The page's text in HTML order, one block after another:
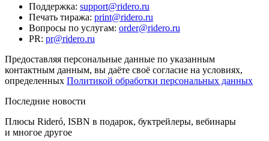
Поддержка: support@ridero.ru
Печать тиража: print@ridero.ru
Вопросы по услугам: order@ridero.ru
PR: pr@ridero.ru
Предоставляя персональные данные по указанным
контактным данным, вы даёте своё согласие на условиях,
определенных Политикой обработки персональных данных
Последние новости
Плюсы Rideró, ISBN в подарок, буктрейлеры, вебинары
и многое другое